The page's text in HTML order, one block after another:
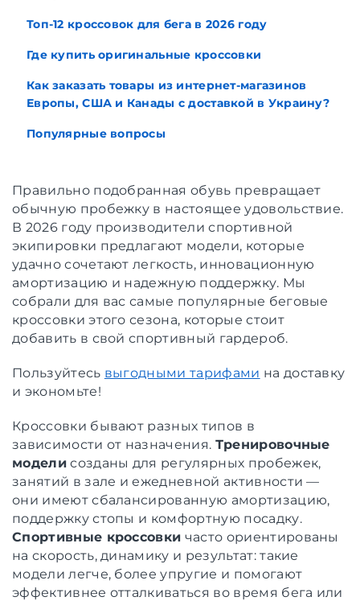
Топ-12 кроссовок для бега в 2026 году
Где купить оригинальные кроссовки
Как заказать товары из интернет-магазинов
Европы, США и Канады с доставкой в Украину?
Популярные вопросы
Правильно подобранная обувь превращает
обычную пробежку в настоящее удовольствие.
В 2026 году производители спортивной
экипировки предлагают модели, которые
удачно сочетают легкость, инновационную
амортизацию и надежную поддержку. Мы
собрали для вас самые популярные беговые
кроссовки этого сезона, которые стоит
добавить в свой спортивный гардероб.
Пользуйтесь выгодными тарифами на доставку
и экономьте!
Кроссовки бывают разных типов в
зависимости от назначения. Тренировочные
моделисозданы для регулярных пробежек,
занятий в зале и ежедневной активности —
они имеют сбалансированную амортизацию,
поддержку стопы и комфортную посадку.
Спортивные кроссовки часто ориентированы
на скорость, динамику и результат: такие
модели легче, более упругие и помогают
эффективнее отталкиваться во время бега или